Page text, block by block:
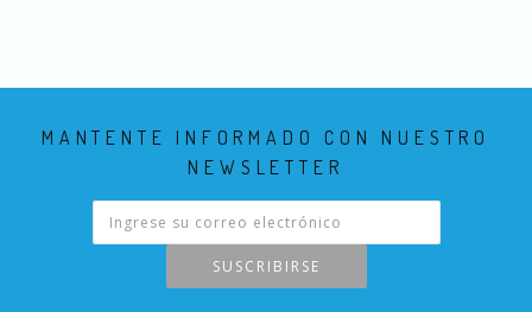
MANTENTE INFORMADO CON NUESTRO
NEWSLETTER
SUSCRIBIRSE